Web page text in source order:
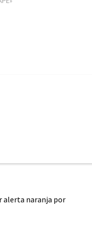
alerta naranja por